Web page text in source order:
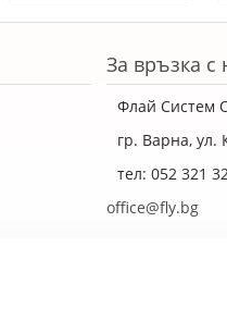
За връзка с
Флай Систем
гр. Варна, ул.
тел: 052 321
office@fly.bg